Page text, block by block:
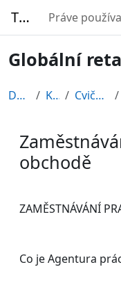
TURBO Práve
Globální
Domov Kurzy Cvičné kurzy
obchodě
ZAMĚSTNÁVÁNÍ
Co je Agentura